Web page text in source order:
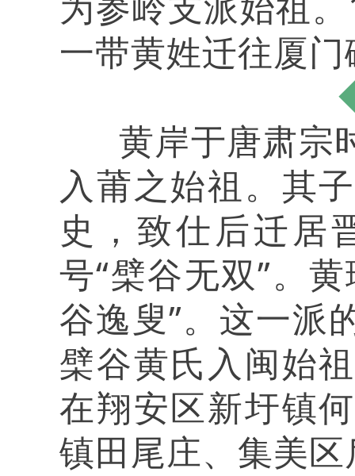
一带黄姓迁往厦
黄岸于唐肃宗
入莆之始祖。其
史，致仕后迁居
号“檗谷无双”。
谷逸叟”。这一派
檗谷黄氏入闽始
在翔安区新圩镇
镇田尾庄、集美